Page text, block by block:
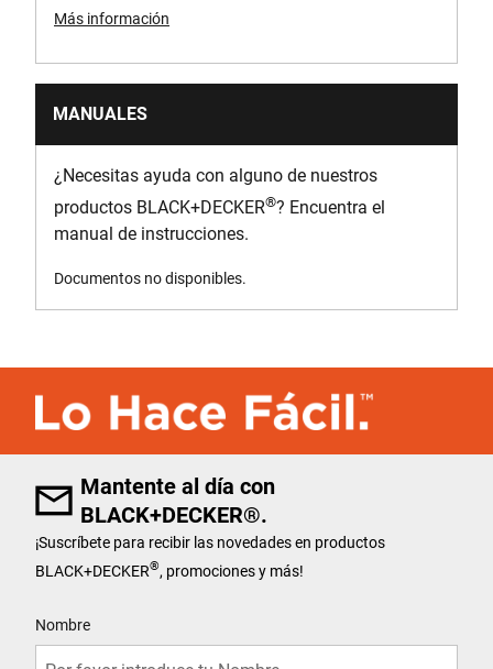
Más información
MANUALES
¿Necesitas ayuda con alguno de nuestros
productos BLACK+DECKER®? Encuentra el
manual de instrucciones.
Documentos no disponibles.
Mantente al día con
BLACK+DECKER®.
¡Suscríbete para recibir las novedades en productos
BLACK+DECKER®, promociones y más!
Nombre